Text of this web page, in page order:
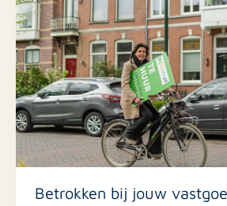
Betrokken bij jouw